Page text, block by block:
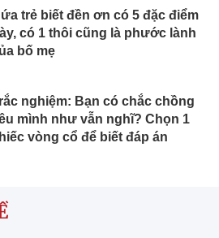
trẻ biết đền ơn có 5 đặc điểm
có 1 thôi cũng là phước lành
bố mẹ
nghiệm: Bạn có chắc chồng
mình như vẫn nghĩ? Chọn 1
vòng cổ để biết đáp án